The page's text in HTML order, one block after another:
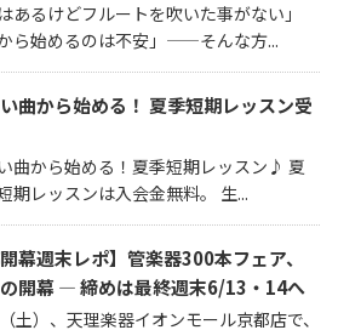
あるけどフルートを吹いた事がない」
から始めるのは不安」——そんな方...
曲から始める！ 夏季短期レッスン受
曲から始める！夏季短期レッスン♪ 夏
期レッスンは入会金無料。 生...
開幕週末レポ】管楽器300本フェア、
開幕 — 締めは最終週末6/13・14へ
土）、天理楽器イオンモール京都店で、